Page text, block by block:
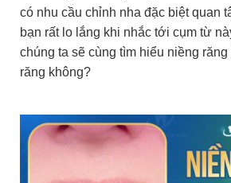
có nhu cầu chỉnh nha đặc biệt quan
bạn rất lo lắng khi nhắc tới cụm từ
chúng ta sẽ cùng tìm hiểu niềng
răng không?